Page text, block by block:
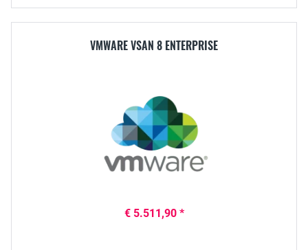
VMWARE VSAN 8 ENTERPRISE
€ 5.511,90 *